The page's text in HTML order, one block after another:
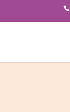
content